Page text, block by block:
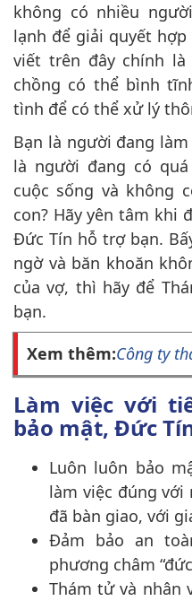
không có nhiều
lạnh để giải quyết
viết trên đây chính
chồng có thể bình
tình để có thể xử lý
Bạn là người đang
là người đang có
cuộc sống và không
con? Hãy yên tâm khi
Đức Tín hỗ trợ bạn.
ngờ và băn khoăn
của vợ, thì hãy để
bạn.
Xem thêm:Công ty
Làm việc với
bảo mật, Đức
Luôn luôn bảo
làm việc đúng
đã bàn giao, với
Đảm bảo an
phương châm
Thám tử và nhân